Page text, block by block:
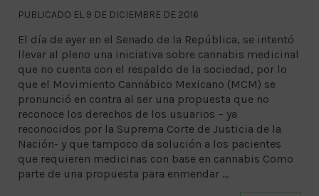
PUBLICADO EL 9 DE DICIEMBRE DE 2016
El día de ayer en el Senado de la República, se intentó
llevar al pleno una iniciativa sobre cannabis medicinal
que no cuenta con el respaldo de la sociedad, por lo
que el Movimiento Cannábico Mexicano (MCM) se
pronunció en contra al ser una propuesta que no
reconoce los derechos de los usuarios – ya
reconocidos por la Suprema Corte de Justicia de la
Nación- y que tampoco da solución a los pacientes
que requieren medicinas con base en cannabis Como
parte de una propuesta para enmendar …